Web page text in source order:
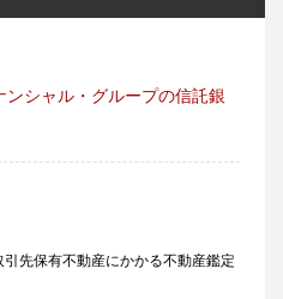
シャル・グループの信託銀
先保有不動産にかかる不動産鑑定